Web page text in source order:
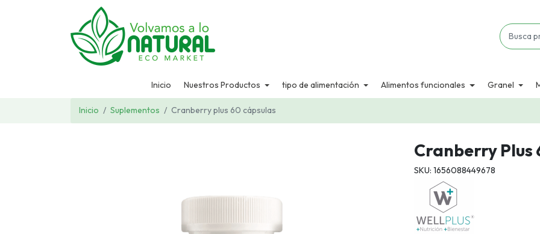
Inicio Nuestros Productos tipo de alimentación Alimentos funcionales Granel
Inicio Suplementos Cranberry plus 60 cápsulas
Cranberry Plus
SKU: 1656088449678